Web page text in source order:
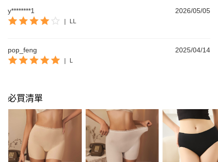
y********1
2026/05/05
| LL
pop_feng 2025/04/14
| L
必買清單